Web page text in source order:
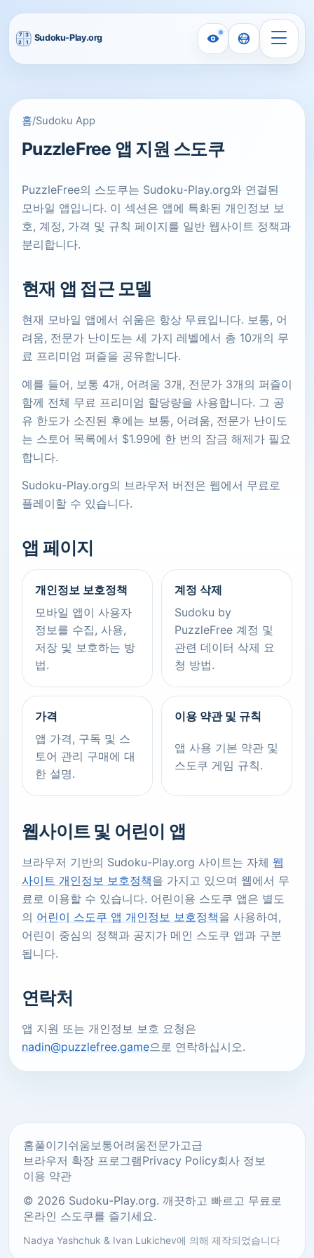
홈/Sudoku App
PuzzleFree 앱 지원 스도쿠
PuzzleFree의 스도쿠는 Sudoku-Play.org와 연결된
모바일 앱입니다. 이 섹션은 앱에 특화된 개인정보 보
호, 계정, 가격 및 규칙 페이지를 일반 웹사이트 정책과
분리합니다.
현재 앱 접근 모델
현재 모바일 앱에서 쉬움은 항상 무료입니다. 보통, 어
려움, 전문가 난이도는 세 가지 레벨에서 총 10개의 무
료 프리미엄 퍼즐을 공유합니다.
예를 들어, 보통 4개, 어려움 3개, 전문가 3개의 퍼즐이
함께 전체 무료 프리미엄 할당량을 사용합니다. 그 공
유 한도가 소진된 후에는 보통, 어려움, 전문가 난이도
는 스토어 목록에서 $1.99에 한 번의 잠금 해제가 필요
합니다.
Sudoku-Play.org의 브라우저 버전은 웹에서 무료로
플레이할 수 있습니다.
앱 페이지
개인정보 보호정책
모바일 앱이 사용자
정보를 수집, 사용,
저장 및 보호하는 방
법.
계정 삭제
Sudoku by
PuzzleFree 계정 및
관련 데이터 삭제 요
청 방법.
가격
앱 가격, 구독 및 스
토어 관리 구매에 대
한 설명.
이용 약관 및 규칙
앱 사용 기본 약관 및
스도쿠 게임 규칙.
웹사이트 및 어린이 앱
브라우저 기반의 Sudoku-Play.org 사이트는 자체 웹
사이트 개인정보 보호정책을 가지고 있으며 웹에서 무
료로 이용할 수 있습니다. 어린이용 스도쿠 앱은 별도
의 어린이 스도쿠 앱 개인정보 보호정책을 사용하여,
어린이 중심의 정책과 공지가 메인 스도쿠 앱과 구분
됩니다.
연락처
앱 지원 또는 개인정보 보호 요청은
nadin@puzzlefree.game으로 연락하십시오.
홈풀이기쉬움보통어려움전문가고급
브라우저 확장 프로그램Privacy Policy회사 정보
이용 약관
© 2026 Sudoku-Play.org. 깨끗하고 빠르고 무료로
온라인 스도쿠를 즐기세요.
Nadya Yashchuk & Ivan Lukichev에 의해 제작되었습니다